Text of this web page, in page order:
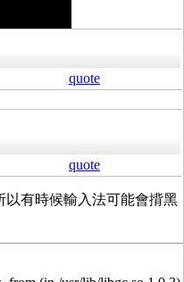
quote
quote
以有時候輸入法可能會揹黑